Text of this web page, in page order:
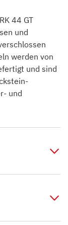
44 GT
und
werden von
und sind
und